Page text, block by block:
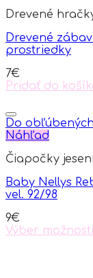
Drevené
Drevené
prostriedky
7€
Pridať do
Do obľúbených
Náhľad
Čiapočky
Baby Nellys
vel. 92/98
9€
Výber možností